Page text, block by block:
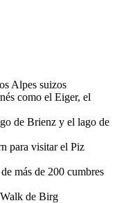
Alpes suizos
como el Eiger, el
de Brienz y el lago de
para visitar el Piz
más de 200 cumbres
de Birg